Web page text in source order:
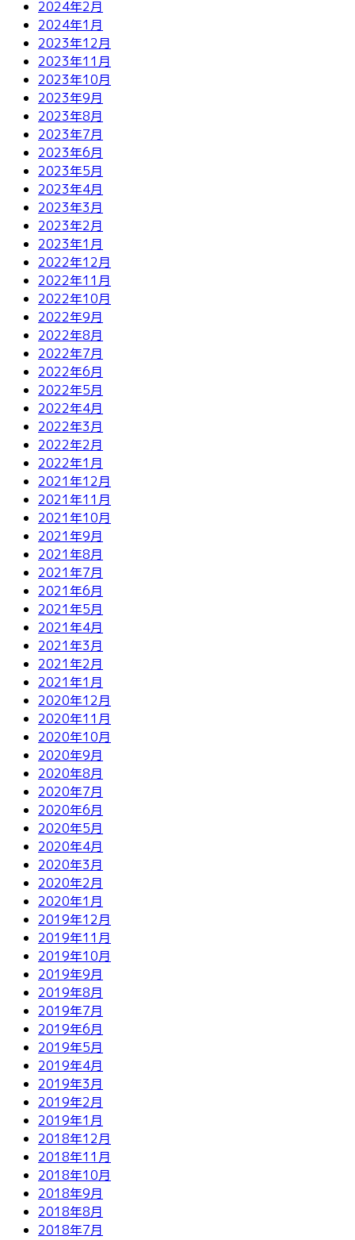
2024年2月
2024年1月
2023年12月
2023年11月
2023年10月
2023年9月
2023年8月
2023年7月
2023年6月
2023年5月
2023年4月
2023年3月
2023年2月
2023年1月
2022年12月
2022年11月
2022年10月
2022年9月
2022年8月
2022年7月
2022年6月
2022年5月
2022年4月
2022年3月
2022年2月
2022年1月
2021年12月
2021年11月
2021年10月
2021年9月
2021年8月
2021年7月
2021年6月
2021年5月
2021年4月
2021年3月
2021年2月
2021年1月
2020年12月
2020年11月
2020年10月
2020年9月
2020年8月
2020年7月
2020年6月
2020年5月
2020年4月
2020年3月
2020年2月
2020年1月
2019年12月
2019年11月
2019年10月
2019年9月
2019年8月
2019年7月
2019年6月
2019年5月
2019年4月
2019年3月
2019年2月
2019年1月
2018年12月
2018年11月
2018年10月
2018年9月
2018年8月
2018年7月